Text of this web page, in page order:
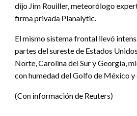
dijo Jim Rouiller, meteorólogo
firma privada Planalytic.
El mismo sistema frontal llevó
partes del sureste de Estados
Norte, Carolina del Sur y Georgia,
con humedad del Golfo de México
(Con información de Reuters)